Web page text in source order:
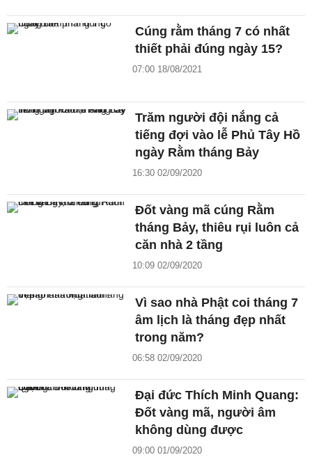
Cúng rằm tháng 7 có nhất
thiết phải đúng ngày 15?
07:00 18/08/2021
Trăm người đội nắng cả
tiếng đợi vào lễ Phủ Tây Hồ
ngày Rằm tháng Bảy
16:30 02/09/2020
Đốt vàng mã cúng Rằm
tháng Bảy, thiêu rụi luôn cả
căn nhà 2 tầng
10:09 02/09/2020
Vì sao nhà Phật coi tháng 7
âm lịch là tháng đẹp nhất
trong năm?
06:58 02/09/2020
Đại đức Thích Minh Quang:
Đốt vàng mã, người âm
không dùng được
09:00 01/09/2020